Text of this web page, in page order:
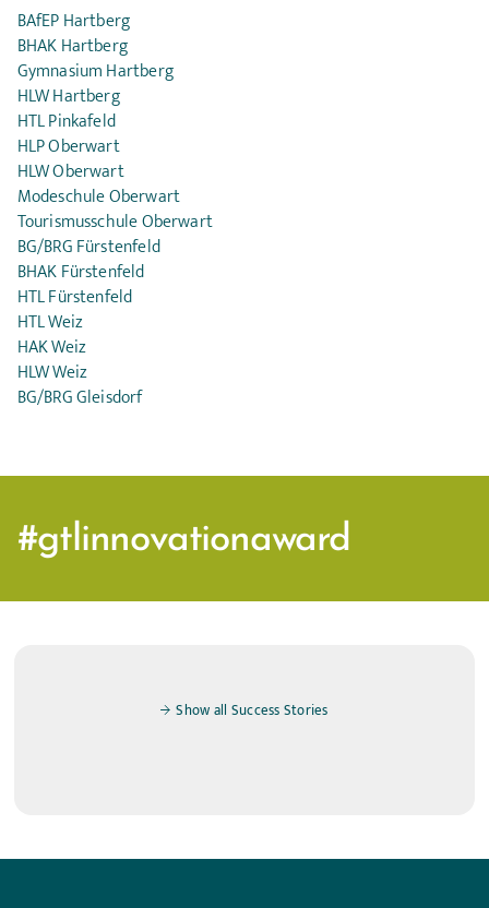
BAfEP Hartberg
BHAK Hartberg
Gymnasium Hartberg
HLW Hartberg
HTL Pinkafeld
HLP Oberwart
HLW Oberwart
Modeschule Oberwart
Tourismusschule Oberwart
BG/BRG Fürstenfeld
BHAK Fürstenfeld
HTL Fürstenfeld
HTL Weiz
HAK Weiz
HLW Weiz
BG/BRG Gleisdorf
#gtlinnovationaward
Show all Success Stories